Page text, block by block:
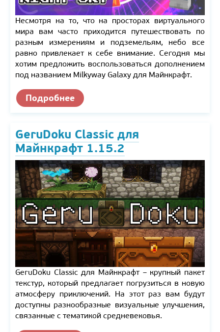
Несмотря на то, что на просторах виртуального
мира вам часто приходится путешествовать по
разным измерениям и подземельям, небо все
равно привлекает к себе внимание. Сегодня мы
хотим предложить воспользоваться дополнением
под названием Milkyway Galaxy для Майнкрафт.
Подробнее
GeruDoku Classic для
Майнкрафт 1.15.2
GeruDoku Classic для Майнкрафт – крупный пакет
текстур, который предлагает погрузиться в новую
атмосферу приключений. На этот раз вам будут
доступны разнообразные визуальные улучшения,
связанные с тематикой средневековья.